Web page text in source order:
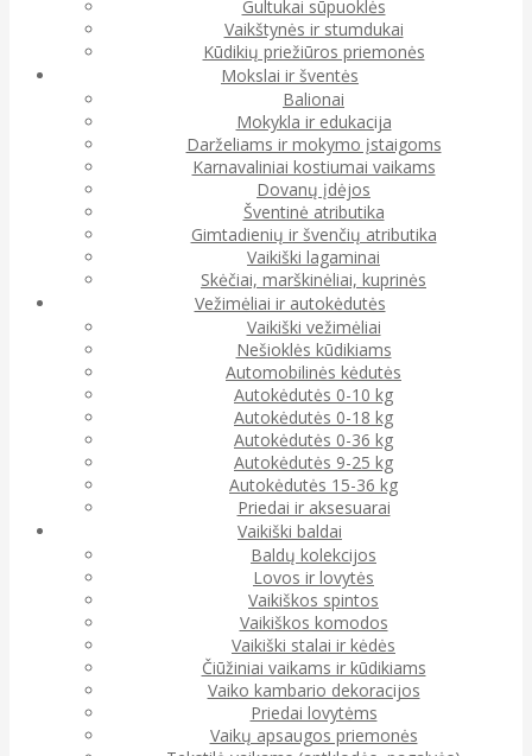
Gultukai sūpuoklės
Vaikštynės ir stumdukai
Kūdikių priežiūros priemonės
Mokslai ir šventės
Balionai
Mokykla ir edukacija
Darželiams ir mokymo įstaigoms
Karnavaliniai kostiumai vaikams
Dovanų įdėjos
Šventinė atributika
Gimtadienių ir švenčių atributika
Vaikiški lagaminai
Skėčiai, marškinėliai, kuprinės
Vežimėliai ir autokėdutės
Vaikiški vežimėliai
Nešioklės kūdikiams
Automobilinės kėdutės
Autokėdutės 0-10 kg
Autokėdutės 0-18 kg
Autokėdutės 0-36 kg
Autokėdutės 9-25 kg
Autokėdutės 15-36 kg
Priedai ir aksesuarai
Vaikiški baldai
Baldų kolekcijos
Lovos ir lovytės
Vaikiškos spintos
Vaikiškos komodos
Vaikiški stalai ir kėdės
Čiūžiniai vaikams ir kūdikiams
Vaiko kambario dekoracijos
Priedai lovytėms
Vaikų apsaugos priemonės